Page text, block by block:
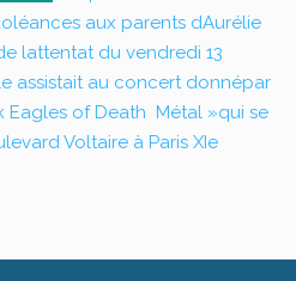
aux parents dAurélie
lattentat du vendredi 13
assistait au concert donnépar
Eagles of Death Métal »qui se
Voltaire à Paris XIe